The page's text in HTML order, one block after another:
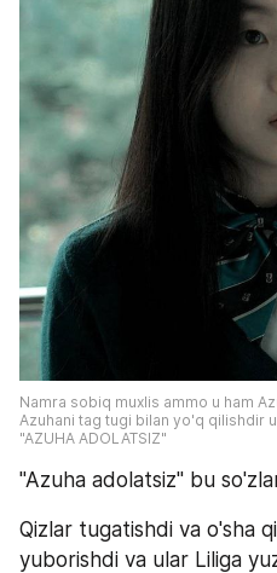
Namra sobiq muxlis ammo u ham
Azuhani tag tugi bilan yo'q qilishdir
"AZUHA ADOLATSIZ"
"Azuha adolatsiz" bu
Qizlar tugatishdi va o'sha
yuborishdi va ular Liliga